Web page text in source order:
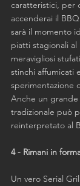
caratteristici, per
accenderai il
sarà il momento
piatti stagionali
meravigliosi
stinchi affumicati
sperimentazione
Anche un grande
tradizionale può
reinterpretato al
4 - Rimani in
Un vero Serial